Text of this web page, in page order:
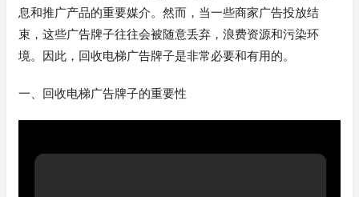
息和推广产品的重要媒介。然而，当一些商家广告投放结
束，这些广告牌子往往会被随意丢弃，浪费资源和污染环
境。因此，回收电梯广告牌子是非常必要和有用的。
一、回收电梯广告牌子的重要性